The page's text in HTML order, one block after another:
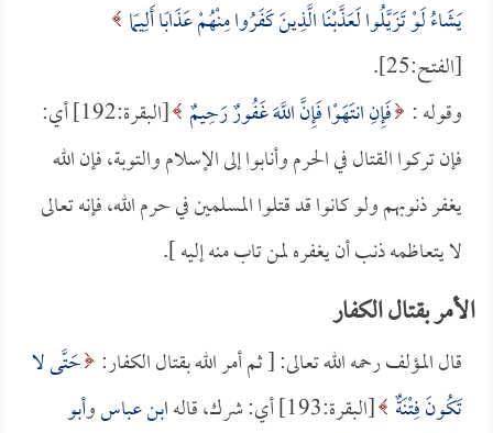
يَشَاءُ لَوْ تَزَيَّلُوا لَعَذَّبْنَا الَّذِينَ كَفَرُوا مِنْهُمْ عَذَابًا أَلِيمًا
[الفتح:25].
وقوله : فَإِنِ انتَهَوْا فَإِنَّ اللَّهَ غَفُورٌ رَحِيمٌ
[البقرة:192] أي:
فإن تركوا القتال في الحرم وأنابوا إلى الإسلام والتوبة، فإن الله
يغفر ذنوبهم ولو كانوا قد قتلوا المسلمين في حرم الله، فإنه تعالى
لا يتعاظمه ذنب أن يغفره لمن تاب منه إليه ].
الأمر بقتال الكفار
قال المؤلف رحمه الله تعالى: [ ثم أمر الله بقتال الكفار: حَتَّى لا
تَكُونَ فِتْنَةٌ [البقرة:193] أي: شرك، قاله ابن عباسوأبو